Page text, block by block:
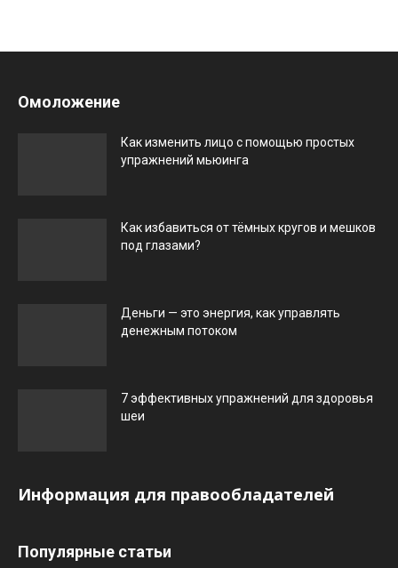
Омоложение
Как изменить лицо с помощью простых
упражнений мьюинга
Как избавиться от тёмных кругов и мешков
под глазами?
Деньги — это энергия, как управлять
денежным потоком
7 эффективных упражнений для здоровья
шеи
Информация для правообладателей
Популярные статьи